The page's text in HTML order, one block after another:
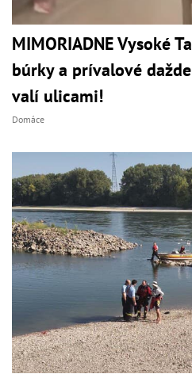
MIMORIADNE Vysoké
búrky a prívalové
valí ulicami!
Domáce